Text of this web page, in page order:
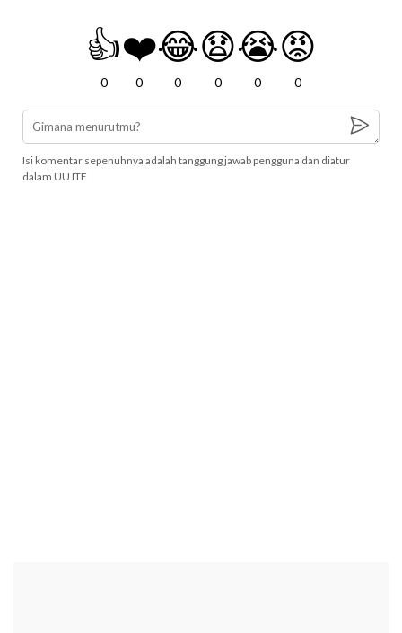
👍
0
❤️
0
😂
0
😧
0
😭
0
😡
0
Isi komentar sepenuhnya adalah tanggung jawab pengguna dan diatur
dalam UU ITE